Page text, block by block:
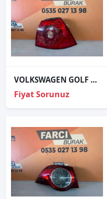
VOLKSWAGEN GOLF 5 SAĞ STOP ORJİNAL 1
Fiyat Sorunuz